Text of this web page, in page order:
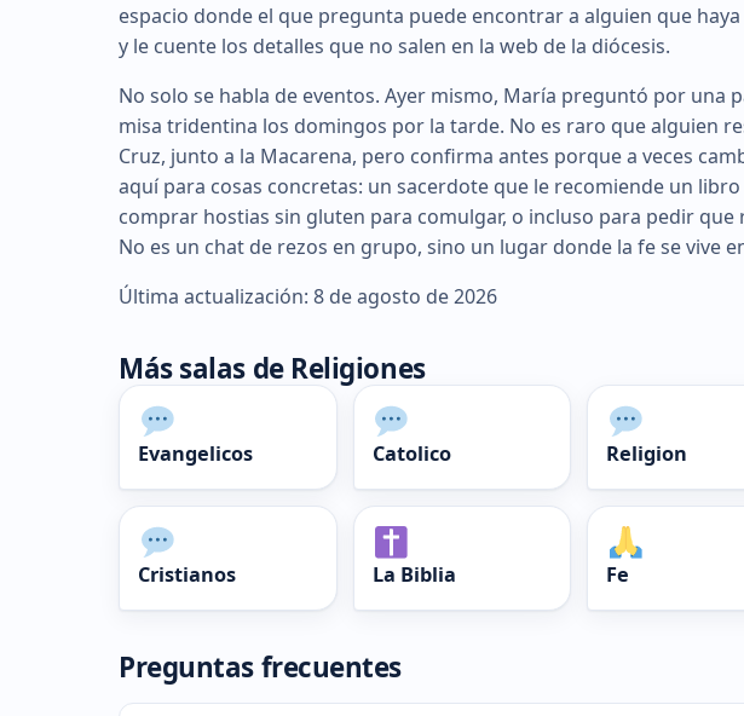
espacio donde el que pregunta puede encontrar a alguien que
y le cuente los detalles que no salen en la web de la diócesis.
No solo se habla de eventos. Ayer mismo, María preguntó por una
misa tridentina los domingos por la tarde. No es raro que alguien
Cruz, junto a la Macarena, pero confirma antes porque a veces
aquí para cosas concretas: un sacerdote que le recomiende un
comprar hostias sin gluten para comulgar, o incluso para pedir
No es un chat de rezos en grupo, sino un lugar donde la fe se vive
Última actualización: 8 de agosto de 2026
Más salas de Religiones
Evangelicos Catolico Religion
Cristianos La Biblia Fe
Preguntas frecuentes